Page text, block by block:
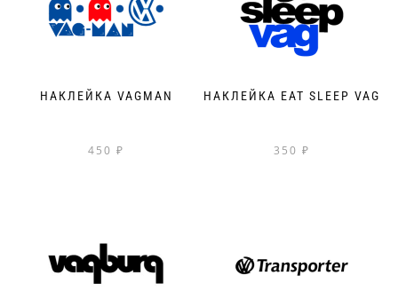
НАКЛЕЙКА VAGMAN
450 ₽
НАКЛЕЙКА EAT SLEEP VAG
350 ₽